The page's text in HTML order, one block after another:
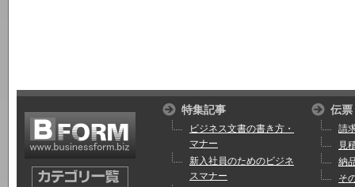
特集記事
ビジネス文書の書き方・
マナー
新入社員のためのビジネ
スマナー
伝票
請
見
納
そ